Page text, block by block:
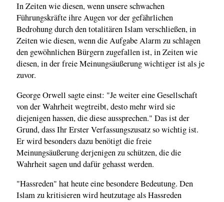
In Zeiten wie diesen, wenn unsere schwachen
Führungskräfte ihre Augen vor der gefährlichen
Bedrohung durch den totalitären Islam verschließen, in
Zeiten wie diesen, wenn die Aufgabe Alarm zu schlagen
den gewöhnlichen Bürgern zugefallen ist, in Zeiten wie
diesen, in der freie Meinungsäußerung wichtiger ist als je
zuvor.
George Orwell sagte einst: "Je weiter eine Gesellschaft
von der Wahrheit wegtreibt, desto mehr wird sie
diejenigen hassen, die diese aussprechen." Das ist der
Grund, dass Ihr Erster Verfassungszusatz so wichtig ist.
Er wird besonders dazu benötigt die freie
Meinungsäußerung derjenigen zu schützen, die die
Wahrheit sagen und dafür gehasst werden.
"Hassreden" hat heute eine besondere Bedeutung. Den
Islam zu kritisieren wird heutzutage als Hassreden